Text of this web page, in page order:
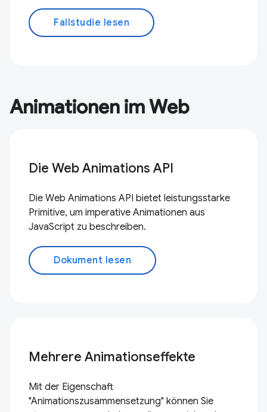
Fallstudie lesen
Animationen im Web
Die Web Animations API
Die Web Animations API bietet leistungsstarke
Primitive, um imperative Animationen aus
JavaScript zu beschreiben.
Dokument lesen
Mehrere Animationseffekte
Mit der Eigenschaft
"Animationszusammensetzung" können Sie